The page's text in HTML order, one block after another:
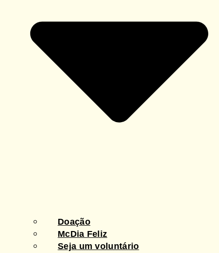
Doação
McDia Feliz
Seja um voluntário